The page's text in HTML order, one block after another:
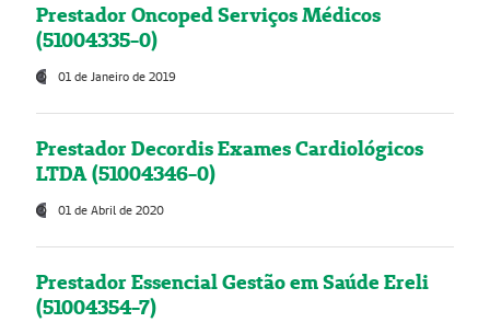
Prestador Oncoped Serviços Médicos
(51004335-0)
01 de Janeiro de 2019
Prestador Decordis Exames Cardiológicos
LTDA (51004346-0)
01 de Abril de 2020
Prestador Essencial Gestão em Saúde Ereli
(51004354-7)